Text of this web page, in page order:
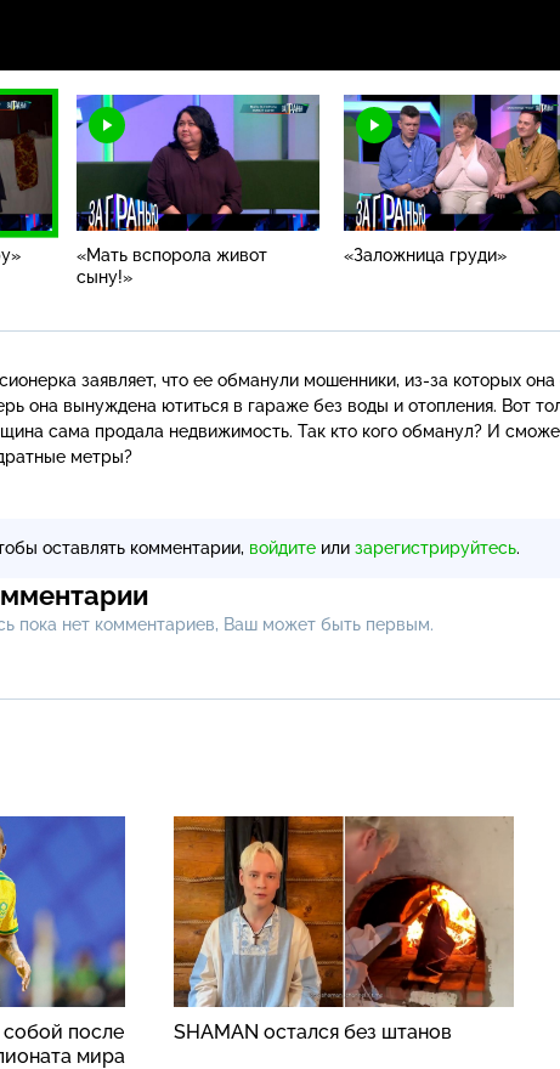
«Мать вспорола живот
сыну!»
«Заложница груди»
заявляет, что ее обманули мошенники, из-за которых
она вынуждена ютиться в гараже без воды и отопления. Вот
сама продала недвижимость. Так кто кого обманул? И
метры?
оставлять комментарии, войдите или зарегистрируйтесь.
пока нет комментариев, Ваш может быть первым.
после
мира
SHAMAN остался без штанов